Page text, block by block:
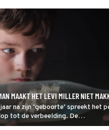
MAAKT HET LEVI MILLER NIET
na zijn ‘geboorte’ spreekt het
tot de verbeelding. De
zijn verhaal uit een andere hoek